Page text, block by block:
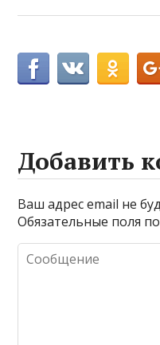
Добавить
Ваш адрес email не
Обязательные поля